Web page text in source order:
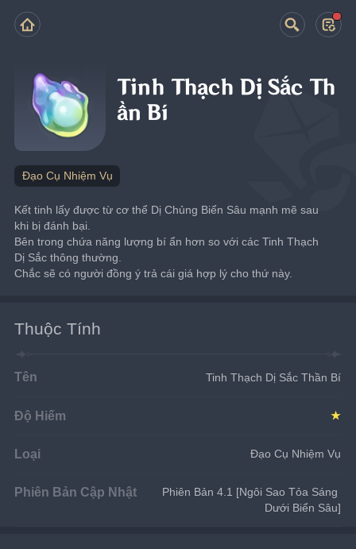
Tinh Thạch Dị Sắc Th
ần Bí
Đạo Cụ Nhiệm Vụ
Kết tinh lấy được từ cơ thể Dị Chủng Biển Sâu mạnh mẽ sau
khi bị đánh bại.
Bên trong chứa năng lượng bí ẩn hơn so với các Tinh Thạch
Dị Sắc thông thường.
Chắc sẽ có người đồng ý trả cái giá hợp lý cho thứ này.
Thuộc Tính
Tên Tinh Thạch Dị Sắc Thần Bí
Độ Hiếm ★
Loại Đạo Cụ Nhiệm Vụ
Phiên Bản Cập Nhật
Phiên Bản 4.1 [Ngôi Sao Tỏa Sáng
Dưới Biển Sâu]